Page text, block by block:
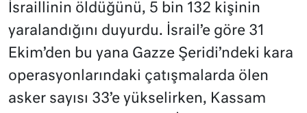
İsraillinin öldüğünü, 5 bin 132 kişinin
yaralandığını duyurdu. İsrail’e göre 31
Ekim’den bu yana Gazze Şeridi’ndeki kara
operasyonlarındaki çatışmalarda ölen
asker sayısı 33’e yükselirken, Kassam